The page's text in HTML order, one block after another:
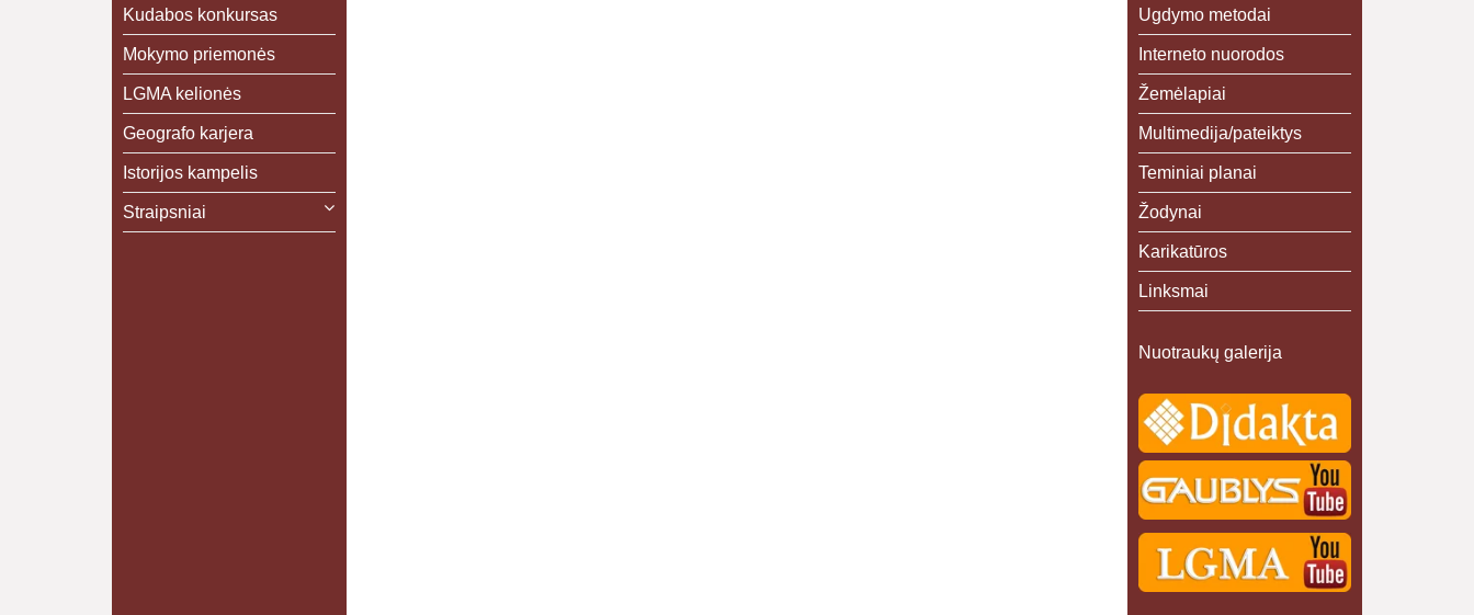
Kudabos konkursas
Mokymo priemonės
LGMA kelionės
Geografo karjera
Istorijos kampelis
Straipsniai
Ugdymo metodai
Interneto nuorodos
Žemėlapiai
Multimedija/pateiktys
Teminiai planai
Žodynai
Karikatūros
Linksmai
Nuotraukų galerija